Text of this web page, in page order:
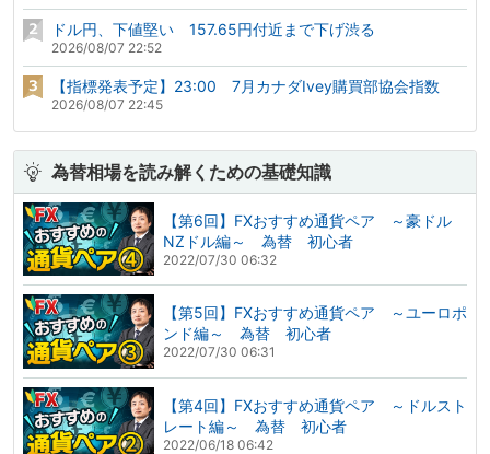
ドル円、下値堅い 157.65円付近まで下げ渋る
2026/08/07 22:52
【指標発表予定】23:00 7月カナダIvey購買部協会指数
2026/08/07 22:45
為替相場を読み解くための基礎知識
【第6回】FXおすすめ通貨ペア ～豪ドル
NZドル編～ 為替 初心者
2022/07/30 06:32
【第5回】FXおすすめ通貨ペア ～ユーロポ
ンド編～ 為替 初心者
2022/07/30 06:31
【第4回】FXおすすめ通貨ペア ～ドルスト
レート編～ 為替 初心者
2022/06/18 06:42